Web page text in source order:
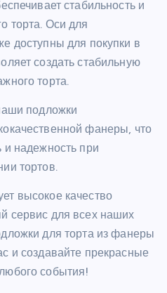
стабильность и
торта. Оси для
доступны для покупки в
создать стабильную
торта.
подложки
фанеры, что
и надежность при
тортов.
высокое качество
сервис для всех наших
для торта из фанеры
и создавайте прекрасные
события!